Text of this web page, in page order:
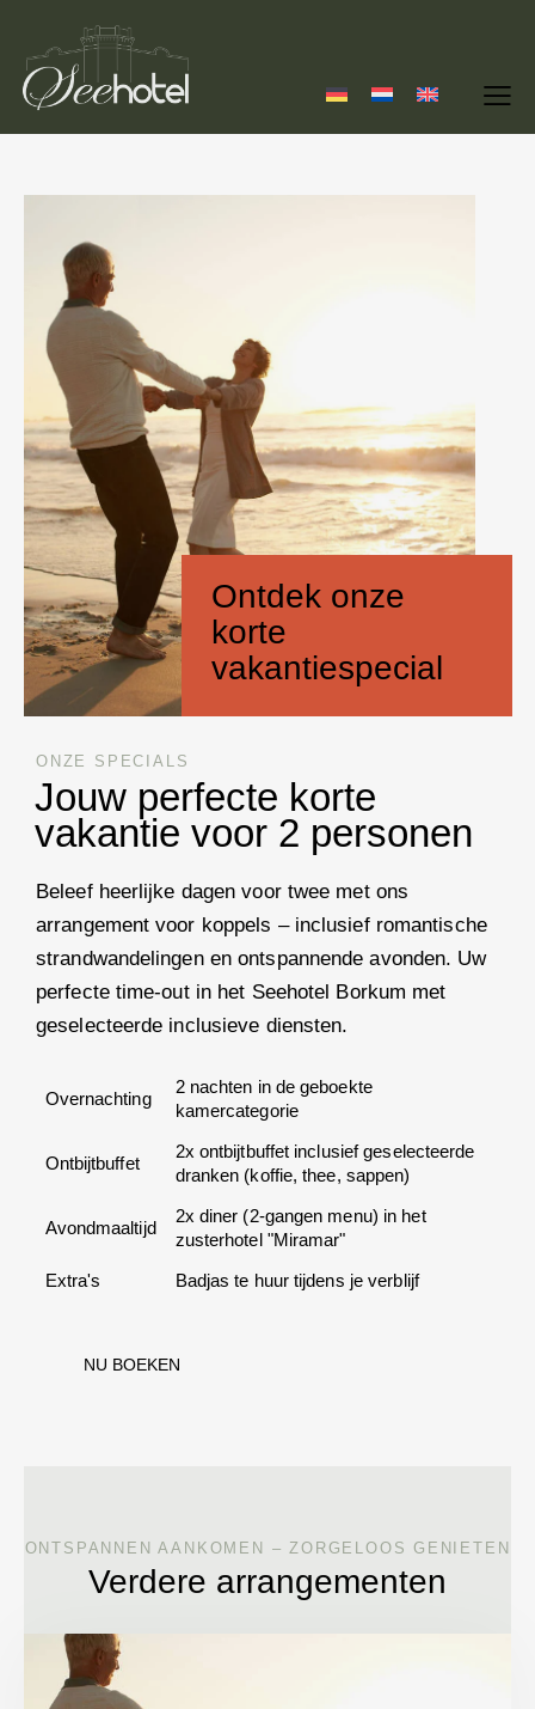
Ontdek onze
korte
vakantiespecial
ONZE SPECIALS
Jouw perfecte korte
vakantie voor 2 personen
Beleef heerlijke dagen voor twee met ons
arrangement voor koppels – inclusief romantische
strandwandelingen en ontspannende avonden. Uw
perfecte time-out in het Seehotel Borkum met
geselecteerde inclusieve diensten.
Overnachting
2 nachten in de geboekte
kamercategorie
Ontbijtbuffet
2x ontbijtbuffet inclusief geselecteerde
dranken (koffie, thee, sappen)
Avondmaaltijd
2x diner (2-gangen menu) in het
zusterhotel "Miramar"
Extra's
Badjas te huur tijdens je verblijf
NU BOEKEN
ONTSPANNEN AANKOMEN – ZORGELOOS GENIETEN
Verdere arrangementen